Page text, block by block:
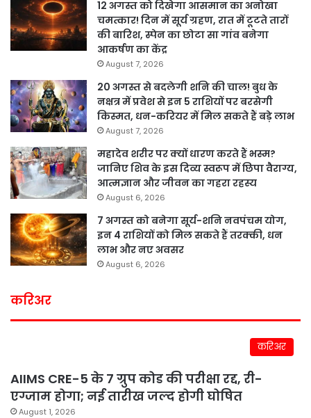
12 अगस्त को दिखेगा आसमान का अनोखा
चमत्कार! दिन में सूर्य ग्रहण, रात में टूटते तारों
की बारिश, स्पेन का छोटा सा गांव बनेगा
आकर्षण का केंद्र
August 7, 2026
20 अगस्त से बदलेगी शनि की चाल! बुध के
नक्षत्र में प्रवेश से इन 5 राशियों पर बरसेगी
किस्मत, धन-करियर में मिल सकते हैं बड़े लाभ
August 7, 2026
महादेव शरीर पर क्यों धारण करते हैं भस्म?
जानिए शिव के इस दिव्य स्वरूप में छिपा वैराग्य,
आत्मज्ञान और जीवन का गहरा रहस्य
August 6, 2026
7 अगस्त को बनेगा सूर्य-शनि नवपंचम योग,
इन 4 राशियों को मिल सकते हैं तरक्की, धन
लाभ और नए अवसर
August 6, 2026
करिअर
करिअर
AIIMS CRE-5 के 7 ग्रुप कोड की परीक्षा रद्द, री-
एग्जाम होगा; नई तारीख जल्द होगी घोषित
August 1, 2026